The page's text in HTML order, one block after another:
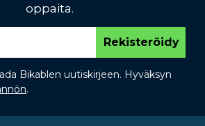
oppaita.
Rekisteröidy
Bikablen uutiskirjeen. Hyväksyn
.